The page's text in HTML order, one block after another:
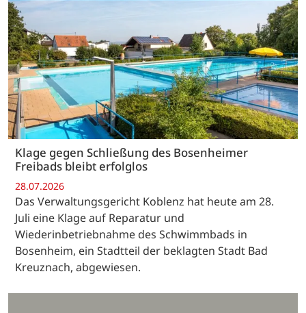
Klage gegen Schließung des Bosenheimer
Freibads bleibt erfolglos
28.07.2026
Das Verwaltungsgericht Koblenz hat heute am 28.
Juli eine Klage auf Reparatur und
Wiederinbetriebnahme des Schwimmbads in
Bosenheim, ein Stadtteil der beklagten Stadt Bad
Kreuznach, abgewiesen.